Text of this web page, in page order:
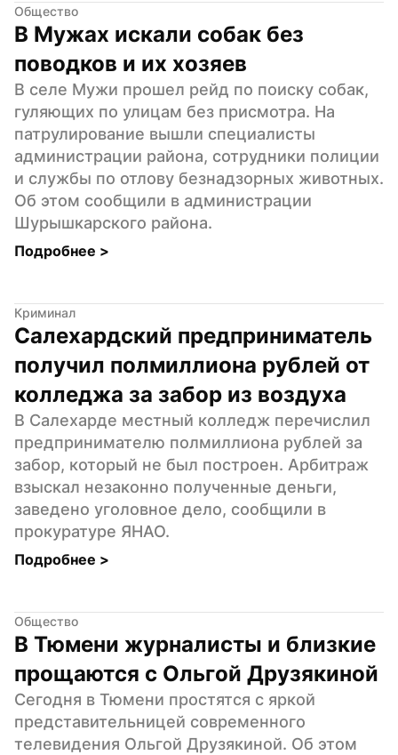
Общество
В Мужах искали собак без
поводков и их хозяев
В селе Мужи прошел рейд по поиску собак,
гуляющих по улицам без присмотра. На
патрулирование вышли специалисты
администрации района, сотрудники полиции
и службы по отлову безнадзорных животных.
Об этом сообщили в администрации
Шурышкарского района.
Подробнее >
Криминал
Салехардский предприниматель
получил полмиллиона рублей от
колледжа за забор из воздуха
В Салехарде местный колледж перечислил
предпринимателю полмиллиона рублей за
забор, который не был построен. Арбитраж
взыскал незаконно полученные деньги,
заведено уголовное дело, сообщили в
прокуратуре ЯНАО.
Подробнее >
Общество
В Тюмени журналисты и близкие
прощаются с Ольгой Друзякиной
Сегодня в Тюмени простятся с яркой
представительницей современного
телевидения Ольгой Друзякиной. Об этом